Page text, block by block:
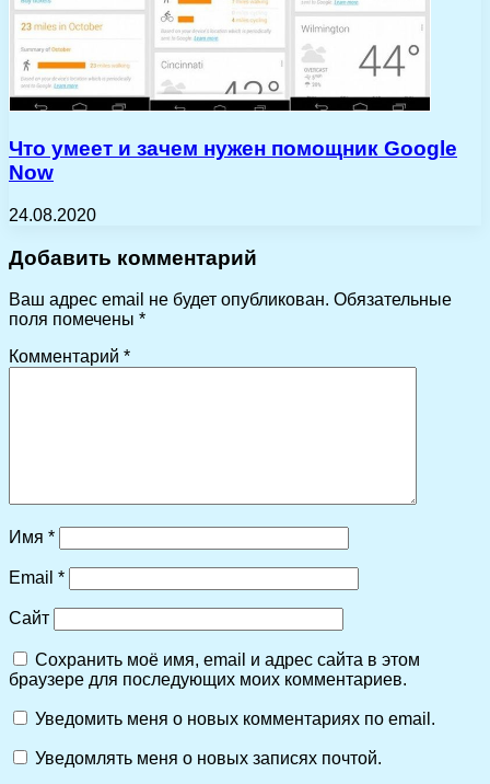
Что умеет и зачем нужен помощник Google
Now
24.08.2020
Добавить комментарий
Ваш адрес email не будет опубликован. Обязательные
поля помечены *
Комментарий *
Имя *
Email *
Сайт
Сохранить моё имя, email и адрес сайта в этом
браузере для последующих моих комментариев.
Уведомить меня о новых комментариях по email.
Уведомлять меня о новых записях почтой.